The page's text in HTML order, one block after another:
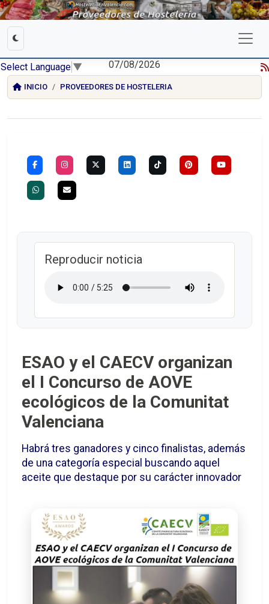
Select Language ▼ 07/08/2026
INICIO PROVEEDORES DE HOSTELERIA
Reproducir noticia
ESAO y el CAECV organizan
el I Concurso de AOVE
ecológicos de la Comunitat
Valenciana
Habrá tres ganadores y cinco finalistas, además
de una categoría especial buscando aquel
aceite que destaque por su carácter innovador